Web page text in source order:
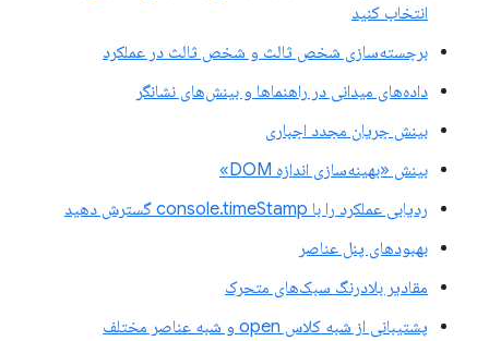
انتخاب کنید
برجسته‌سازی شخص ثالث و شخص ثالث در عملکرد
داده‌های میدانی در راهنماها و بینش‌های نشانگر
بینش جریان مجدد اجباری
بینش «بهینه‌سازی اندازه DOM»
ردیابی عملکرد را با console.timeStamp گسترش دهید
بهبودهای پنل عناصر
مقادیر بلادرنگ سبک‌های متحرک
پشتیبانی از شبه کلاس open و شبه عناصر مختلف